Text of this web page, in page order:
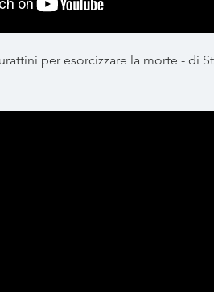
per esorcizzare la morte - di